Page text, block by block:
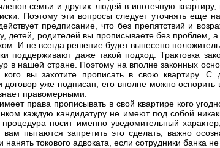
семьи и других людей в ипотечную
Поэтому эти вопросы следует уточнять
предписание, что без препятствий и
детей, родителей вы прописываете без проблем,
И не всегда решение будет вынесено
поддерживают даже такой подход. Трактовка
в нашей стране. Поэтому на вполне законных
кого вы захотите прописать в свою квартиру.
договор уже подписан, его вполне можно
правомерными.
права прописывать в свой квартире кого
каждую кандидатуру не имеют под собой
носит именно уведомительный
пытаются запретить это сделать, важно
токового адвоката, если сотрудники банка не